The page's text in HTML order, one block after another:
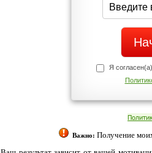
Я
Важно: Получение